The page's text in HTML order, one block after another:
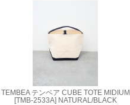
TEMBEA テンベア CUBE TOTE MIDIUM
[TMB-2533A] NATURAL/BLACK